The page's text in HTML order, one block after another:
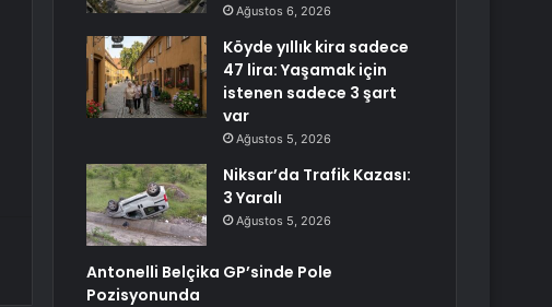
Ağustos 6, 2026
Köyde yıllık kira sadece
47 lira: Yaşamak için
istenen sadece 3 şart
var
Ağustos 5, 2026
Niksar’da Trafik Kazası:
3 Yaralı
Ağustos 5, 2026
Antonelli Belçika GP’sinde Pole
Pozisyonunda